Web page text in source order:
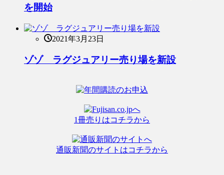
を開始
2021年3月23日
ゾゾ ラグジュアリー売り場を新設
1冊売りはコチラから
通販新聞のサイトはコチラから